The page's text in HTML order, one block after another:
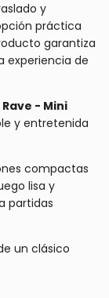
y
práctica
garantiza
experiencia de
Rave - Mini
y entretenida
compactas
lisa y
partidas
un clásico